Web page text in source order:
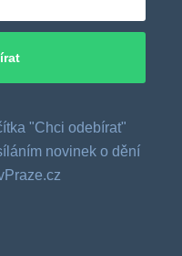
"Chci odebírat"
novinek o dění